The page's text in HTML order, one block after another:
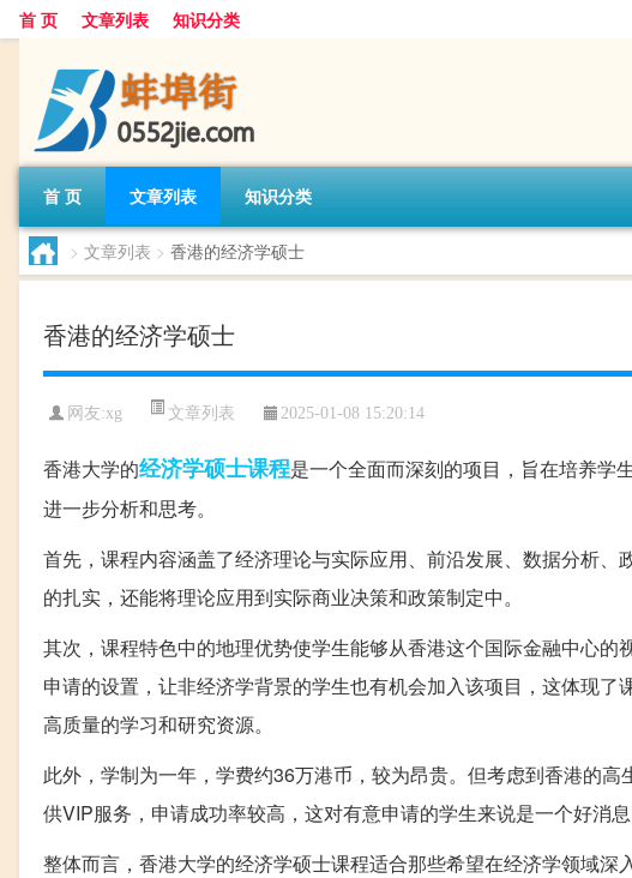
首 页 文章列表 知识分类
首 页 文章列表 知识分类
> 文章列表 > 香港的经济学硕士
香港的经济学硕士
网友:xg 文章列表 2025-01-08 15:20:14
香港大学的经济学硕士课程是一个全面而深刻的项目，旨在培养学
进一步分析和思考。
首先，课程内容涵盖了经济理论与实际应用、前沿发展、数据分析
的扎实，还能将理论应用到实际商业决策和政策制定中。
其次，课程特色中的地理优势使学生能够从香港这个国际金融中心
申请的设置，让非经济学背景的学生也有机会加入该项目，这体现
高质量的学习和研究资源。
此外，学制为一年，学费约36万港币，较为昂贵。但考虑到香港的
供VIP服务，申请成功率较高，这对有意申请的学生来说是一个好消息
整体而言，香港大学的经济学硕士课程适合那些希望在经济学领域